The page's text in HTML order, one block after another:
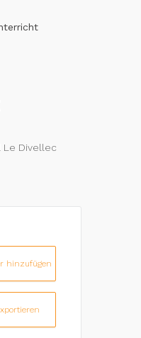
Le Divellec
hinzufügen